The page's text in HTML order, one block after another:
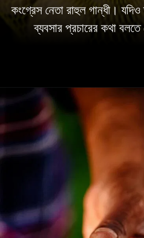
কংগ্রেস নেতা রাহুল গান্ধী।
ব্যবসার প্রচারের কথা বলতে